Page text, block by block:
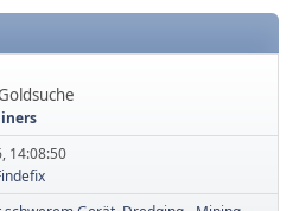
14:08:50